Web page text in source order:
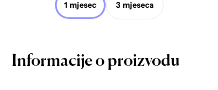
1 mjesec 3 mjeseca
Informacije o proizvodu